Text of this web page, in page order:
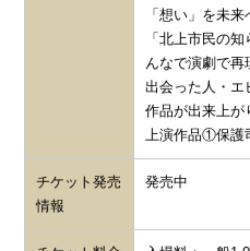
「想い」を未
「北上市民の
んなで演劇で再
出会った人・エ
作品が出来上が
上演作品①保
チケット発売
情報
発売中